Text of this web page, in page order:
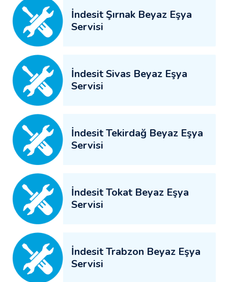
İndesit Şırnak Beyaz Eşya
Servisi
İndesit Sivas Beyaz Eşya
Servisi
İndesit Tekirdağ Beyaz Eşya
Servisi
İndesit Tokat Beyaz Eşya
Servisi
İndesit Trabzon Beyaz Eşya
Servisi